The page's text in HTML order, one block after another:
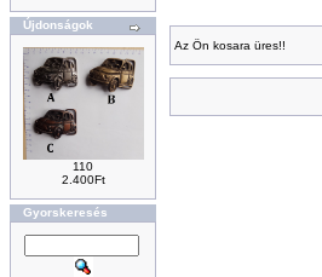
Újdonságok
110
2.400Ft
Gyorskeresés
Az Ön kosara üres!!